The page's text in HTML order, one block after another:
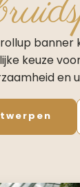
banner
keuze
en